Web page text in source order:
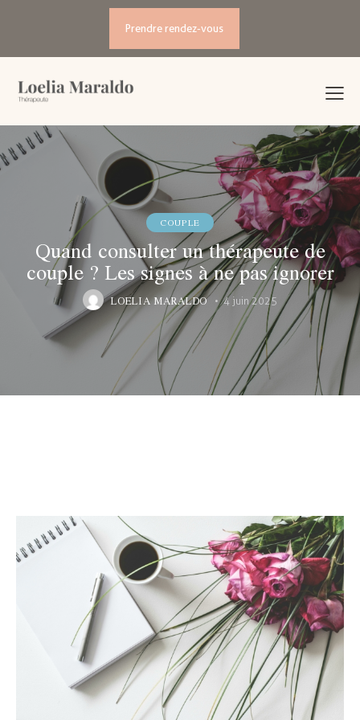
Prendre rendez-vous
COUPLE
Quand consulter un thérapeute de
couple ? Les signes à ne pas ignorer
LOELIA MARALDO 4 juin 2025